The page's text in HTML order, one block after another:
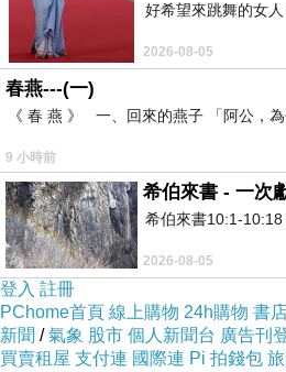
經過七年，木柵家周邊老公
限縮造成許多地方房價開始
★離塵不離城！景美女中商
想想楊小姐一家確實很有福
貸鑑價應該就有感覺到現買現
好希望來跳舞的女
2026-08-05
春燕---(一)
《 春 燕 》 一、回來的燕子 「阿公，
9 小時前
希伯來書 - 一次
希伯來書10:1-
2026-08-05
登入 註冊
PChome首頁 線上購物 24h購物 書
新聞 /氣象 股市 個人新聞台 廣告刊
買賣租屋 支付連 國際連 Pi 拍錢包